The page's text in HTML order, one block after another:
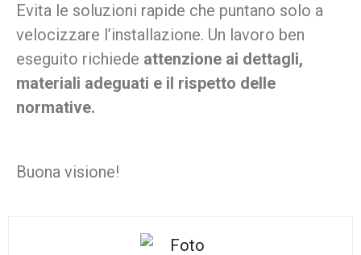
Evita le soluzioni rapide che puntano solo a
velocizzare l’installazione. Un lavoro ben
eseguito richiede attenzione ai dettagli,
materiali adeguati e il rispetto delle
normative.
Buona visione!